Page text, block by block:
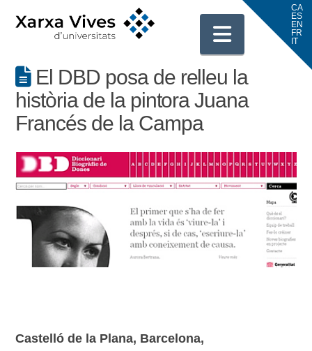
El DBD posa de relleu la
història de la pintora Juana
Francés de la Campa
Castelló de la Plana, Barcelona,